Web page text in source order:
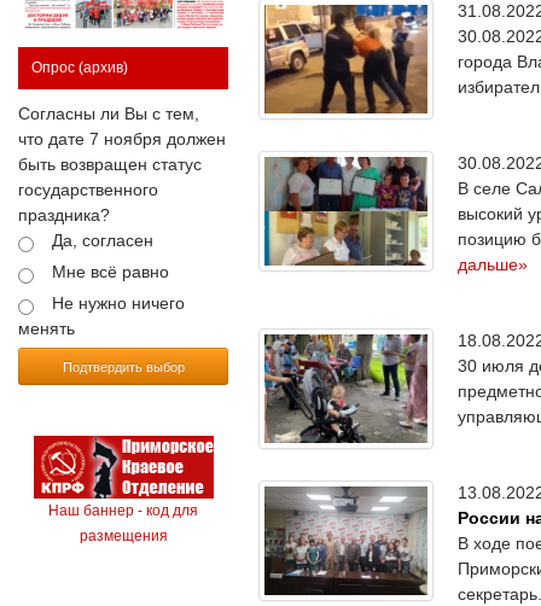
Опрос (архив)
Согласны ли Вы с тем,
что дате 7 ноября должен
быть возвращен статус
государственного
праздника?
Да, согласен
Мне всё равно
Не нужно ничего
менять
Подтвердить выбор
Наш баннер - код для
размещения
города
В селе
высокий
позицию
дальше»
30 июля
России
В ходе